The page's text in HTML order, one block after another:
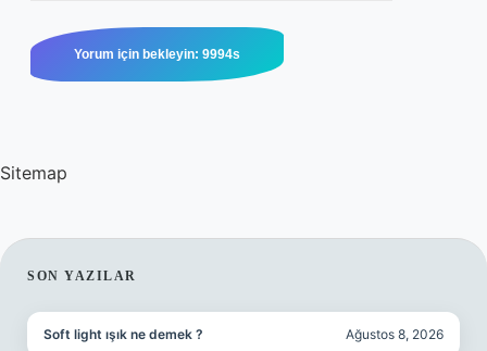
Sitemap
SIDEBAR
SON YAZILAR
Soft light ışık ne demek ? Ağustos 8, 2026